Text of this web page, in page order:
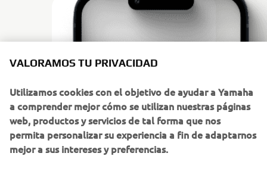
VALORAMOS TU PRIVACIDAD
Utilizamos cookies con el objetivo de ayudar a Yamaha
a comprender mejor cómo se utilizan nuestras páginas
web, productos y servicios de tal forma que nos
permita personalizar su experiencia a fin de adaptarnos
mejor a sus intereses y preferencias.